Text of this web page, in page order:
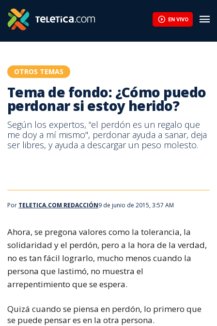
EN VIVO
OTROS TEMAS
Tema de fondo: ¿Cómo puedo
perdonar si estoy herido?
Según los expertos, “el perdón es un regalo que
me doy a mí mismo", perdonar ayuda a sanar, deja
ser libres, y ayuda a descargar un peso molesto.
Por TELETICA.COM REDACCIÓN9 de junio de 2015, 3:57 AM
Ahora, se pregona valores como la tolerancia, la
solidaridad y el perdón, pero a la hora de la verdad,
no es tan fácil lograrlo, mucho menos cuando la
persona que lastimó, no muestra el
arrepentimiento que se espera.
Quizá cuando se piensa en perdón, lo primero que
se puede pensar es en la otra persona.